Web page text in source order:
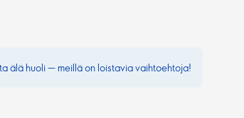
älä huoli — meillä on loistavia vaihtoehtoja!